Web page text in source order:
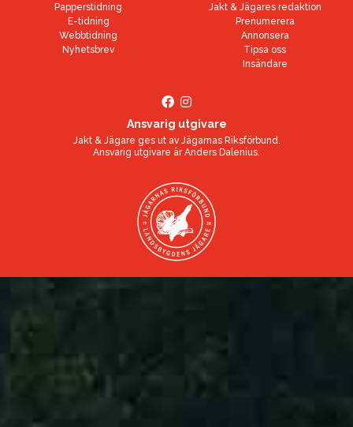
Papperstidning
E-tidning
Webbtidning
Nyhetsbrev
Jakt & Jägares redaktion
Prenumerera
Annonsera
Tipsa oss
Insändare
Ansvarig utgivare
Jakt & Jägare ges ut av Jägarnas Riksförbund.
Ansvarig utgivare ärAnders Dalenius.